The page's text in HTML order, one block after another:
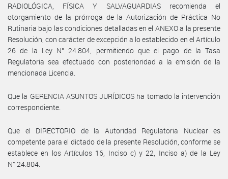
RADIOLÓGICA, FÍSICA Y SALVAGUARDIAS recomienda el
otorgamiento de la prórroga de la Autorización de Práctica No
Rutinaria bajo las condiciones detalladas en el ANEXO a la presente
Resolución, con carácter de excepción a lo establecido en el Artículo
26 de la Ley N° 24.804, permitiendo que el pago de la Tasa
Regulatoria sea efectuado con posterioridad a la emisión de la
mencionada Licencia.
Que la GERENCIA ASUNTOS JURÍDICOS ha tomado la intervención
correspondiente.
Que el DIRECTORIO de la Autoridad Regulatoria Nuclear es
competente para el dictado de la presente Resolución, conforme se
establece en los Artículos 16, Inciso c) y 22, Inciso a) de la Ley
N° 24.804.